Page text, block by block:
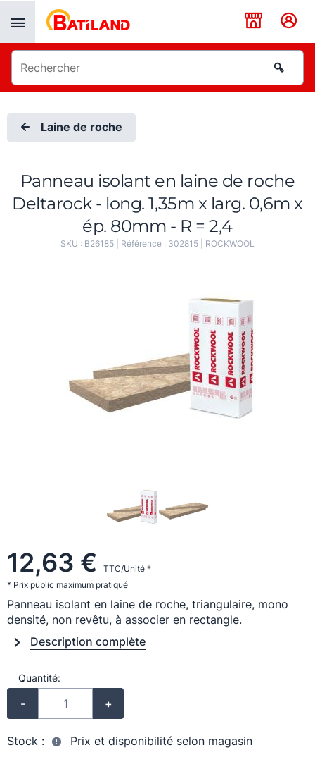
Laine de roche
Panneau isolant en laine de roche
Deltarock - long. 1,35m x larg. 0,6m x
ép. 80mm - R = 2,4
SKU : B26185 | Référence : 302815 ROCKWOOL
12,63 €
TTC/Unité *
* Prix public maximum pratiqué
Panneau isolant en laine de roche, triangulaire, mono
densité, non revêtu, à associer en rectangle.
Description complète
Quantité:
- +
Stock : Prix et disponibilité selon magasin
Panneau de gestion des cookies